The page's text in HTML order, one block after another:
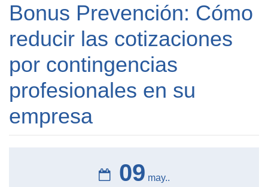
Bonus Prevención: Cómo
reducir las cotizaciones
por contingencias
profesionales en su
empresa
09 may..